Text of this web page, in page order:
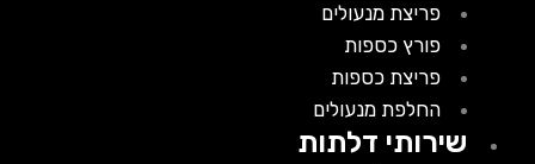
פריצת מנעולים
פורץ כספות
פריצת כספות
החלפת מנעולים
שירותי דלתות